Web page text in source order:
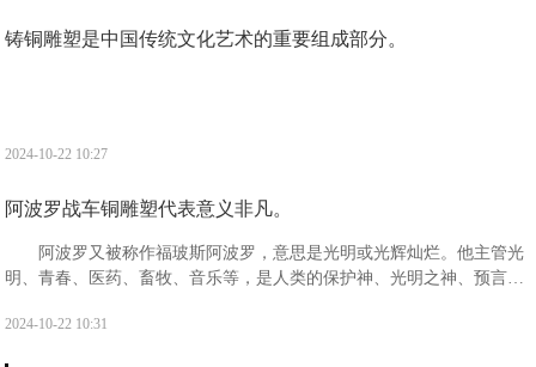
铸铜雕塑是中国传统文化艺术的重要组成部分。
2024-10-22 10:27
阿波罗战车铜雕塑代表意义非凡。
阿波罗又被称作福玻斯阿波罗，意思是光明或光辉灿烂。他主管光
明、青春、医药、畜牧、音乐等，是人类的保护神、光明之神、预言之
斯特利亚的一座浮岛提洛岛之上。
2024-10-22 10:31